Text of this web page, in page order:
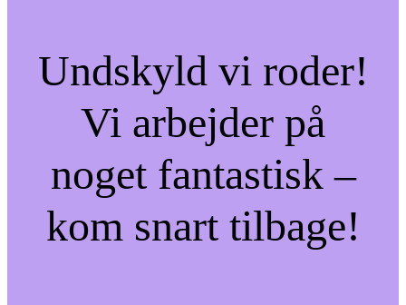
Undskyld vi roder!
Vi arbejder på
noget fantastisk –
kom snart tilbage!